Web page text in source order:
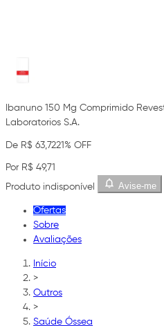
Ibanuno 150 Mg Comprimido
Laboratorios S.A.
De R$ 63,7221% OFF
Por R$ 49,71
Produto indisponível
Avise-me
Ofertas
Sobre
Avaliações
Início
>
Outros
>
Saúde Óssea